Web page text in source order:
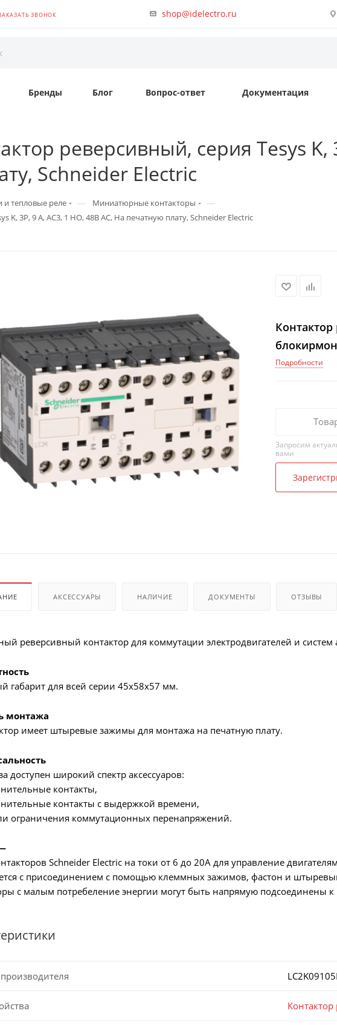
ЗВОНОК shop@idelectro.ru
Бренды Блог Вопрос-ответ Документация
реверсивный, серия Tesys K,
Schneider Electric
и тепловые реле — Миниатюрные контакторы —
K, 3P, 9 А, AC3, 1 НО, 48В AC, На печатную плату, Schneider Electric
Контактор
Подробности
Запросим
вами
АКСЕССУАРЫ НАЛИЧИЕ ДОКУМЕНТЫ ОТЗЫВЫ
реверсивный контактор для коммутации электродвигателей и
габарит для всей серии 45x58x57 мм.
монтажа
имеет штыревые зажимы для монтажа на печатную плату.
доступен широкий спектр аксессуаров:
контакты,
контакты с выдержкой времени,
ограничения коммутационных перенапряжений.
Schneider Electric на токи от 6 до 20А для управление
с присоединением с помощью клеммных зажимов, фастон и
с малым потребеление энергии могут быть напрямую подсоединены к